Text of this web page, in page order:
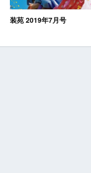
装苑 2019年7月号